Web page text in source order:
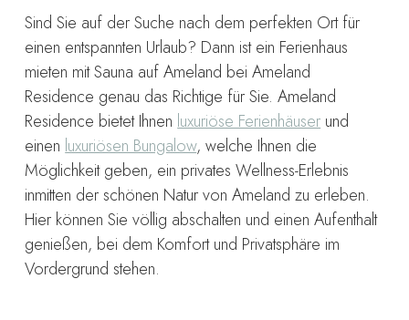
Sind Sie auf der Suche nach dem perfekten Ort für
einen entspannten Urlaub? Dann ist ein Ferienhaus
mieten mit Sauna auf Ameland bei Ameland
Residence genau das Richtige für Sie. Ameland
Residence bietet Ihnenluxuriöse Ferienhäuser und
einenluxuriösen Bungalow, welche Ihnen die
Möglichkeit geben, ein privates Wellness-Erlebnis
inmitten der schönen Natur von Ameland zu erleben.
Hier können Sie völlig abschalten und einen Aufenthalt
genießen, bei dem Komfort und Privatsphäre im
Vordergrund stehen.